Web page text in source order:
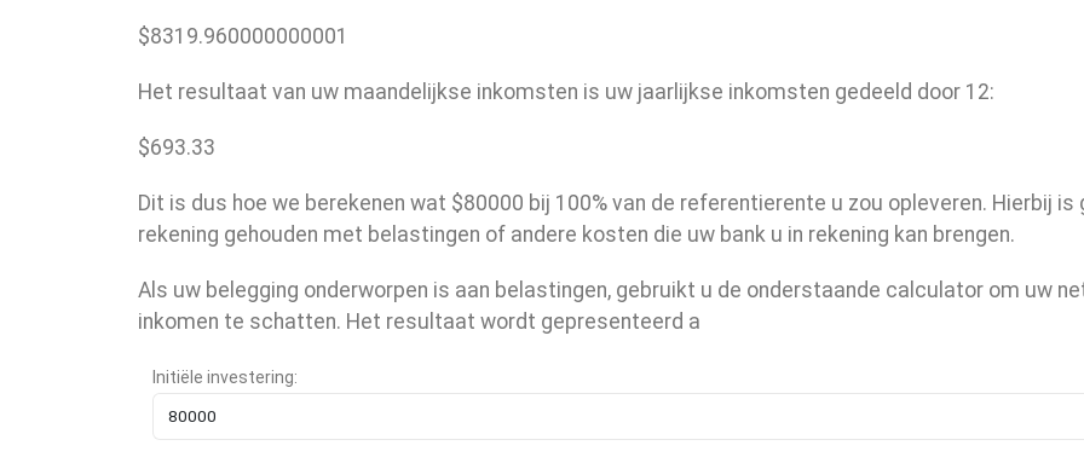
$8319.960000000001
Het resultaat van uw maandelijkse inkomsten is uw jaarlijkse inkomsten gedeeld door 12:
$693.33
Dit is dus hoe we berekenen wat $80000 bij 100% van de referentierente u zou opleveren. Hierbij is
rekening gehouden met belastingen of andere kosten die uw bank u in rekening kan brengen.
Als uw belegging onderworpen is aan belastingen, gebruikt u de onderstaande calculator om uw
inkomen te schatten. Het resultaat wordt gepresenteerd a
Initiële investering: